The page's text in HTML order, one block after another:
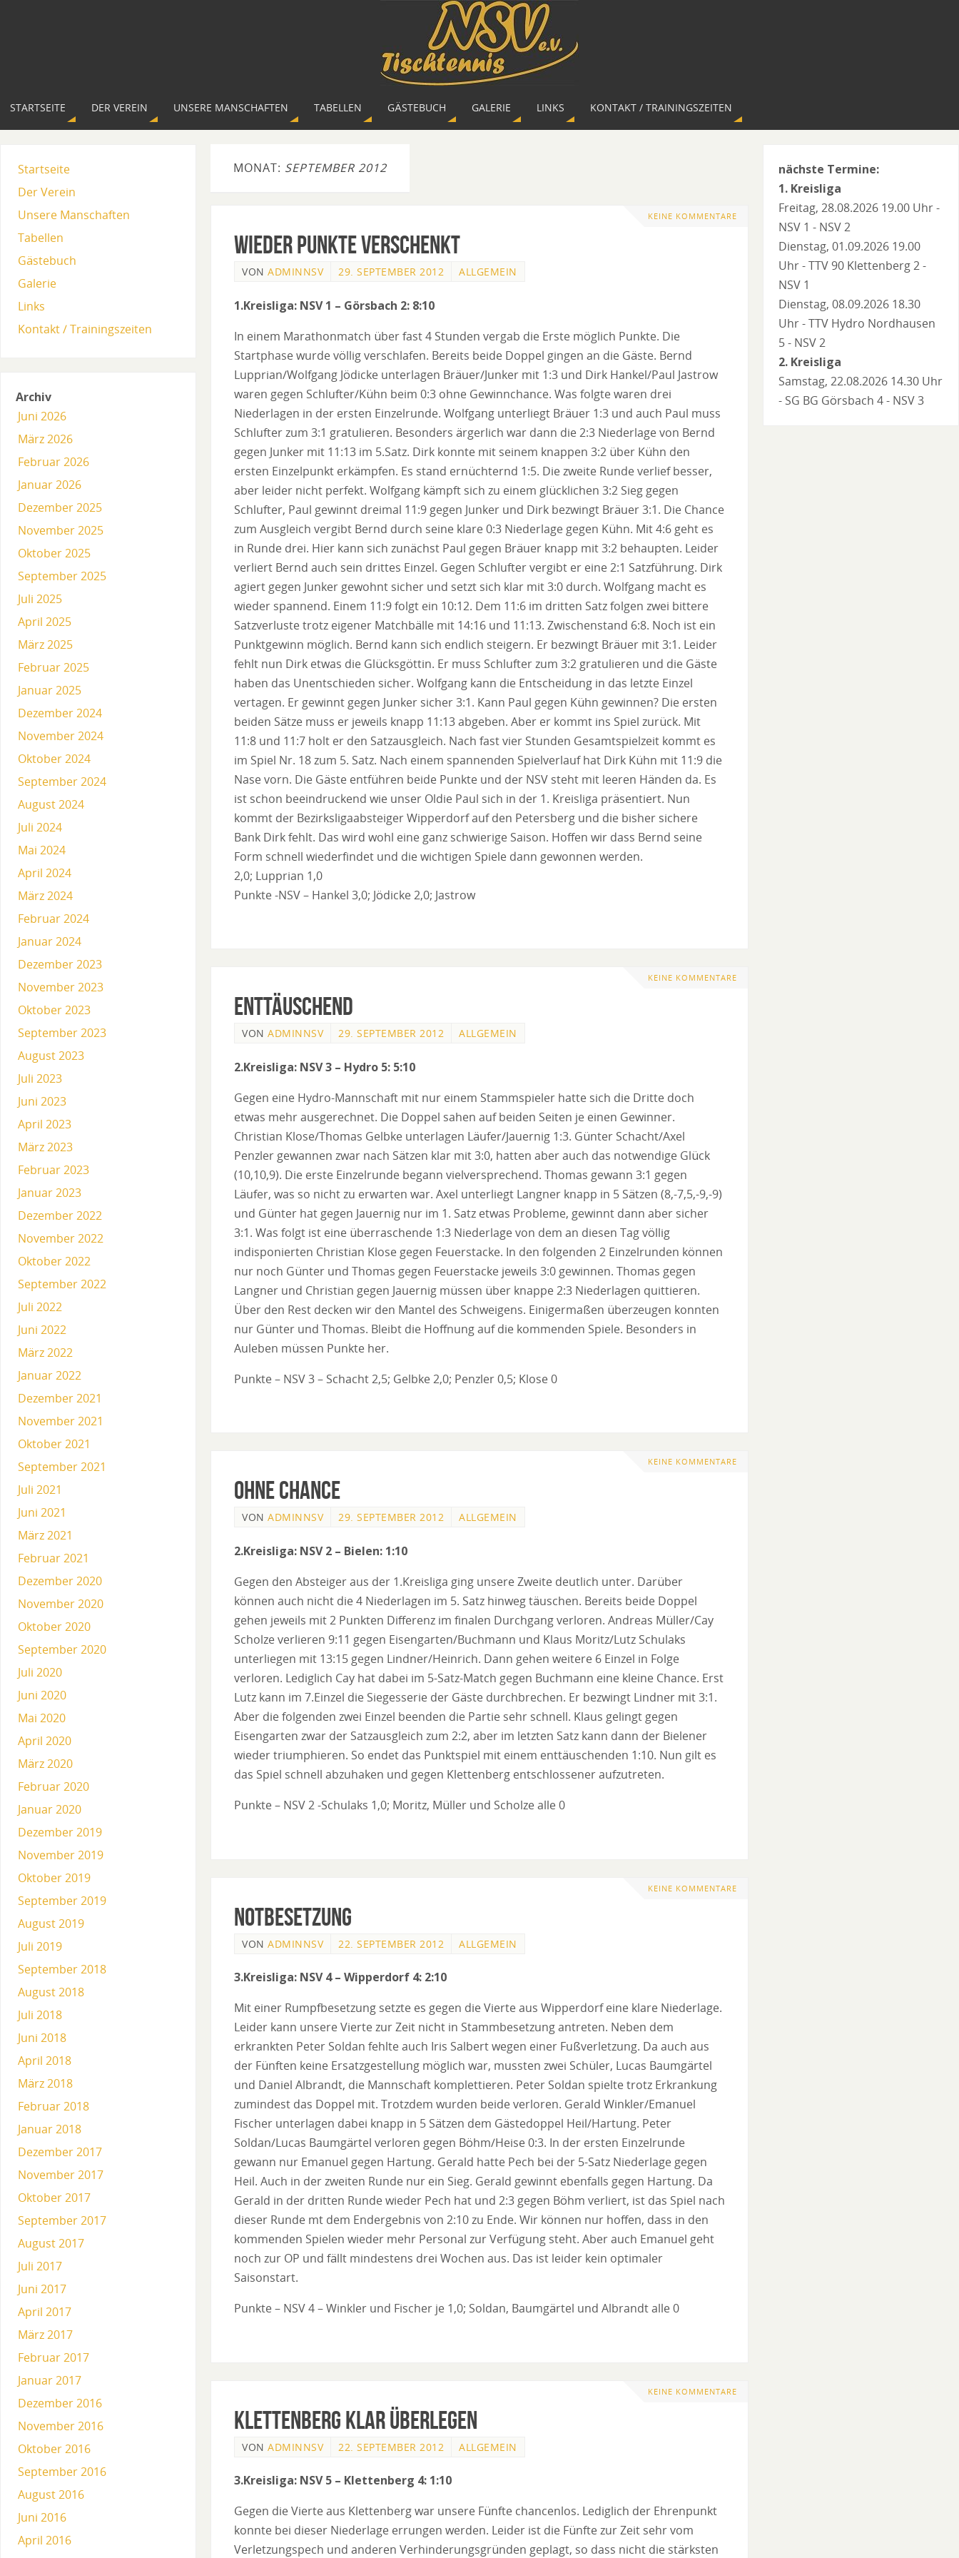
STARTSEITE DER VEREIN UNSERE MANSCHAFTEN TABELLEN GÄSTEBUCH GALERIE LINKS KONTAKT / TRAININGSZEITEN
MONAT: SEPTEMBER 2012
KEINE KOMMENTARE
Wieder Punkte verschenkt
VON ADMINNSV 29. SEPTEMBER 2012 ALLGEMEIN
1.Kreisliga: NSV 1 – Görsbach 2: 8:10
In einem Marathonmatch über fast 4 Stunden vergab die Erste möglich Punkte. Die
Startphase wurde völlig verschlafen. Bereits beide Doppel gingen an die Gäste. Bernd
Lupprian/Wolfgang Jödicke unterlagen Bräuer/Junker mit 1:3 und Dirk Hankel/Paul Jastrow
waren gegen Schlufter/Kühn beim 0:3 ohne Gewinnchance. Was folgte waren drei
Niederlagen in der ersten Einzelrunde. Wolfgang unterliegt Bräuer 1:3 und auch Paul muss
Schlufter zum 3:1 gratulieren. Besonders ärgerlich war dann die 2:3 Niederlage von Bernd
gegen Junker mit 11:13 im 5.Satz. Dirk konnte mit seinem knappen 3:2 über Kühn den
ersten Einzelpunkt erkämpfen. Es stand ernüchternd 1:5. Die zweite Runde verlief besser,
aber leider nicht perfekt. Wolfgang kämpft sich zu einem glücklichen 3:2 Sieg gegen
Schlufter, Paul gewinnt dreimal 11:9 gegen Junker und Dirk bezwingt Bräuer 3:1. Die Chance
zum Ausgleich vergibt Bernd durch seine klare 0:3 Niederlage gegen Kühn. Mit 4:6 geht es
in Runde drei. Hier kann sich zunächst Paul gegen Bräuer knapp mit 3:2 behaupten. Leider
verliert Bernd auch sein drittes Einzel. Gegen Schlufter vergibt er eine 2:1 Satzführung. Dirk
agiert gegen Junker gewohnt sicher und setzt sich klar mit 3:0 durch. Wolfgang macht es
wieder spannend. Einem 11:9 folgt ein 10:12. Dem 11:6 im dritten Satz folgen zwei bittere
Satzverluste trotz eigener Matchbälle mit 14:16 und 11:13. Zwischenstand 6:8. Noch ist ein
Punktgewinn möglich. Bernd kann sich endlich steigern. Er bezwingt Bräuer mit 3:1. Leider
fehlt nun Dirk etwas die Glücksgöttin. Er muss Schlufter zum 3:2 gratulieren und die Gäste
haben das Unentschieden sicher. Wolfgang kann die Entscheidung in das letzte Einzel
vertagen. Er gewinnt gegen Junker sicher 3:1. Kann Paul gegen Kühn gewinnen? Die ersten
beiden Sätze muss er jeweils knapp 11:13 abgeben. Aber er kommt ins Spiel zurück. Mit
11:8 und 11:7 holt er den Satzausgleich. Nach fast vier Stunden Gesamtspielzeit kommt es
im Spiel Nr. 18 zum 5. Satz. Nach einem spannenden Spielverlauf hat Dirk Kühn mit 11:9 die
Nase vorn. Die Gäste entführen beide Punkte und der NSV steht mit leeren Händen da. Es
ist schon beeindruckend wie unser Oldie Paul sich in der 1. Kreisliga präsentiert. Nun
kommt der Bezirksligaabsteiger Wipperdorf auf den Petersberg und die bisher sichere
Bank Dirk fehlt. Das wird wohl eine ganz schwierige Saison. Hoffen wir dass Bernd seine
Form schnell wiederfindet und die wichtigen Spiele dann gewonnen werden.
2,0; Lupprian 1,0
Punkte -NSV – Hankel 3,0; Jödicke 2,0; Jastrow
KEINE KOMMENTARE
Enttäuschend
VON ADMINNSV 29. SEPTEMBER 2012 ALLGEMEIN
2.Kreisliga: NSV 3 – Hydro 5: 5:10
Gegen eine Hydro-Mannschaft mit nur einem Stammspieler hatte sich die Dritte doch
etwas mehr ausgerechnet. Die Doppel sahen auf beiden Seiten je einen Gewinner.
Christian Klose/Thomas Gelbke unterlagen Läufer/Jauernig 1:3. Günter Schacht/Axel
Penzler gewannen zwar nach Sätzen klar mit 3:0, hatten aber auch das notwendige Glück
(10,10,9). Die erste Einzelrunde begann vielversprechend. Thomas gewann 3:1 gegen
Läufer, was so nicht zu erwarten war. Axel unterliegt Langner knapp in 5 Sätzen (8,-7,5,-9,-9)
und Günter hat gegen Jauernig nur im 1. Satz etwas Probleme, gewinnt dann aber sicher
3:1. Was folgt ist eine überraschende 1:3 Niederlage von dem an diesen Tag völlig
indisponierten Christian Klose gegen Feuerstacke. In den folgenden 2 Einzelrunden können
nur noch Günter und Thomas gegen Feuerstacke jeweils 3:0 gewinnen. Thomas gegen
Langner und Christian gegen Jauernig müssen über knappe 2:3 Niederlagen quittieren.
Über den Rest decken wir den Mantel des Schweigens. Einigermaßen überzeugen konnten
nur Günter und Thomas. Bleibt die Hoffnung auf die kommenden Spiele. Besonders in
Auleben müssen Punkte her.
Punkte – NSV 3 – Schacht 2,5; Gelbke 2,0; Penzler 0,5; Klose 0
KEINE KOMMENTARE
Ohne Chance
VON ADMINNSV 29. SEPTEMBER 2012 ALLGEMEIN
2.Kreisliga: NSV 2 – Bielen: 1:10
Gegen den Absteiger aus der 1.Kreisliga ging unsere Zweite deutlich unter. Darüber
können auch nicht die 4 Niederlagen im 5. Satz hinweg täuschen. Bereits beide Doppel
gehen jeweils mit 2 Punkten Differenz im finalen Durchgang verloren. Andreas Müller/Cay
Scholze verlieren 9:11 gegen Eisengarten/Buchmann und Klaus Moritz/Lutz Schulaks
unterliegen mit 13:15 gegen Lindner/Heinrich. Dann gehen weitere 6 Einzel in Folge
verloren. Lediglich Cay hat dabei im 5-Satz-Match gegen Buchmann eine kleine Chance. Erst
Lutz kann im 7.Einzel die Siegesserie der Gäste durchbrechen. Er bezwingt Lindner mit 3:1.
Aber die folgenden zwei Einzel beenden die Partie sehr schnell. Klaus gelingt gegen
Eisengarten zwar der Satzausgleich zum 2:2, aber im letzten Satz kann dann der Bielener
wieder triumphieren. So endet das Punktspiel mit einem enttäuschenden 1:10. Nun gilt es
das Spiel schnell abzuhaken und gegen Klettenberg entschlossener aufzutreten.
Punkte – NSV 2 -Schulaks 1,0; Moritz, Müller und Scholze alle 0
KEINE KOMMENTARE
Notbesetzung
VON ADMINNSV 22. SEPTEMBER 2012 ALLGEMEIN
3.Kreisliga: NSV 4 – Wipperdorf 4: 2:10
Mit einer Rumpfbesetzung setzte es gegen die Vierte aus Wipperdorf eine klare Niederlage.
Leider kann unsere Vierte zur Zeit nicht in Stammbesetzung antreten. Neben dem
erkrankten Peter Soldan fehlte auch Iris Salbert wegen einer Fußverletzung. Da auch aus
der Fünften keine Ersatzgestellung möglich war, mussten zwei Schüler, Lucas Baumgärtel
und Daniel Albrandt, die Mannschaft komplettieren. Peter Soldan spielte trotz Erkrankung
zumindest das Doppel mit. Trotzdem wurden beide verloren. Gerald Winkler/Emanuel
Fischer unterlagen dabei knapp in 5 Sätzen dem Gästedoppel Heil/Hartung. Peter
Soldan/Lucas Baumgärtel verloren gegen Böhm/Heise 0:3. In der ersten Einzelrunde
gewann nur Emanuel gegen Hartung. Gerald hatte Pech bei der 5-Satz Niederlage gegen
Heil. Auch in der zweiten Runde nur ein Sieg. Gerald gewinnt ebenfalls gegen Hartung. Da
Gerald in der dritten Runde wieder Pech hat und 2:3 gegen Böhm verliert, ist das Spiel nach
dieser Runde mt dem Endergebnis von 2:10 zu Ende. Wir können nur hoffen, dass in den
kommenden Spielen wieder mehr Personal zur Verfügung steht. Aber auch Emanuel geht
noch zur OP und fällt mindestens drei Wochen aus. Das ist leider kein optimaler
Saisonstart.
Punkte – NSV 4 – Winkler und Fischer je 1,0; Soldan, Baumgärtel und Albrandt alle 0
KEINE KOMMENTARE
Klettenberg klar überlegen
VON ADMINNSV 22. SEPTEMBER 2012 ALLGEMEIN
3.Kreisliga: NSV 5 – Klettenberg 4: 1:10
Gegen die Vierte aus Klettenberg war unsere Fünfte chancenlos. Lediglich der Ehrenpunkt
konnte bei dieser Niederlage errungen werden. Leider ist die Fünfte zur Zeit sehr vom
Verletzungspech und anderen Verhinderungsgründen geplagt, so dass nicht die stärksten
Startseite
Der Verein
Unsere Manschaften
Tabellen
Gästebuch
Galerie
Links
Kontakt / Trainingszeiten
Archiv
Juni 2026
März 2026
Februar 2026
Januar 2026
Dezember 2025
November 2025
Oktober 2025
September 2025
Juli 2025
April 2025
März 2025
Februar 2025
Januar 2025
Dezember 2024
November 2024
Oktober 2024
September 2024
August 2024
Juli 2024
Mai 2024
April 2024
März 2024
Februar 2024
Januar 2024
Dezember 2023
November 2023
Oktober 2023
September 2023
August 2023
Juli 2023
Juni 2023
April 2023
März 2023
Februar 2023
Januar 2023
Dezember 2022
November 2022
Oktober 2022
September 2022
Juli 2022
Juni 2022
März 2022
Januar 2022
Dezember 2021
November 2021
Oktober 2021
September 2021
Juli 2021
Juni 2021
März 2021
Februar 2021
Dezember 2020
November 2020
Oktober 2020
September 2020
Juli 2020
Juni 2020
Mai 2020
April 2020
März 2020
Februar 2020
Januar 2020
Dezember 2019
November 2019
Oktober 2019
September 2019
August 2019
Juli 2019
September 2018
August 2018
Juli 2018
Juni 2018
April 2018
März 2018
Februar 2018
Januar 2018
Dezember 2017
November 2017
Oktober 2017
September 2017
August 2017
Juli 2017
Juni 2017
April 2017
März 2017
Februar 2017
Januar 2017
Dezember 2016
November 2016
Oktober 2016
September 2016
August 2016
Juni 2016
April 2016
nächste Termine:
1. Kreisliga
Freitag, 28.08.2026 19.00 Uhr -
NSV 1 - NSV 2
Dienstag, 01.09.2026 19.00
Uhr - TTV 90 Klettenberg 2 -
NSV 1
Dienstag, 08.09.2026 18.30
Uhr - TTV Hydro Nordhausen
5 - NSV 2
2. Kreisliga
Samstag, 22.08.2026 14.30 Uhr
- SG BG Görsbach 4 - NSV 3